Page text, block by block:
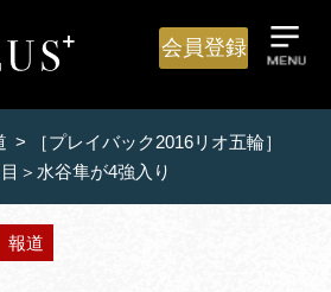
会員登録
>
［プレイバック2016リオ五輪］
＞水谷隼が4強入り
報道